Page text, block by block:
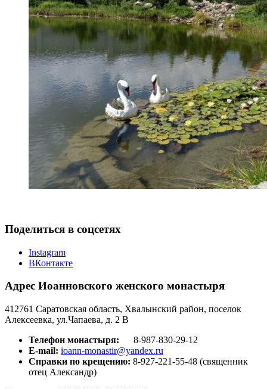
Поделиться в соцсетях
Instagram
ВКонтакте
Адрес Иоанновского женского монастыря
412761 Саратовская область, Хвалынский район, поселок
Алексеевка, ул.Чапаева, д. 2 В
Телефон монастыря:
8-987-830-29-12
E-mail: ioann-monastir@yandex.ru
Справки по крещению: 8-927-221-55-48 (священник
отец Александр)